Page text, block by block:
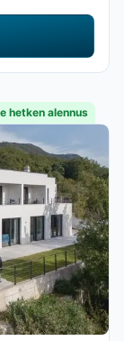
hetken alennus